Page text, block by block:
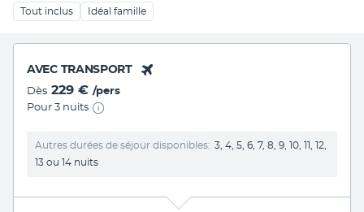
Tout inclus Idéal famille
AVEC TRANSPORT
Dès 229 € /pers
Pour 3 nuits
Autres durées de séjour disponibles
3, 4, 5, 6, 7, 8, 9, 10, 11, 12,
13 ou 14 nuits